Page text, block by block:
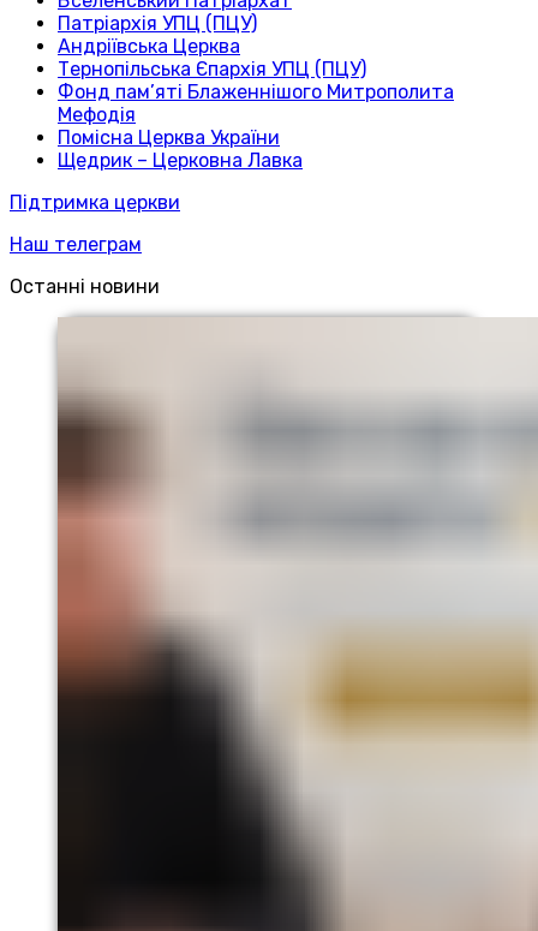
Патріархія УПЦ (ПЦУ)
Андріївська Церква
Тернопільська Єпархія УПЦ (ПЦУ)
Фонд пам’яті Блаженнішого Митрополита
Мефодія
Помісна Церква України
Щедрик – Церковна Лавка
Підтримка церкви
Наш телеграм
Останні новини